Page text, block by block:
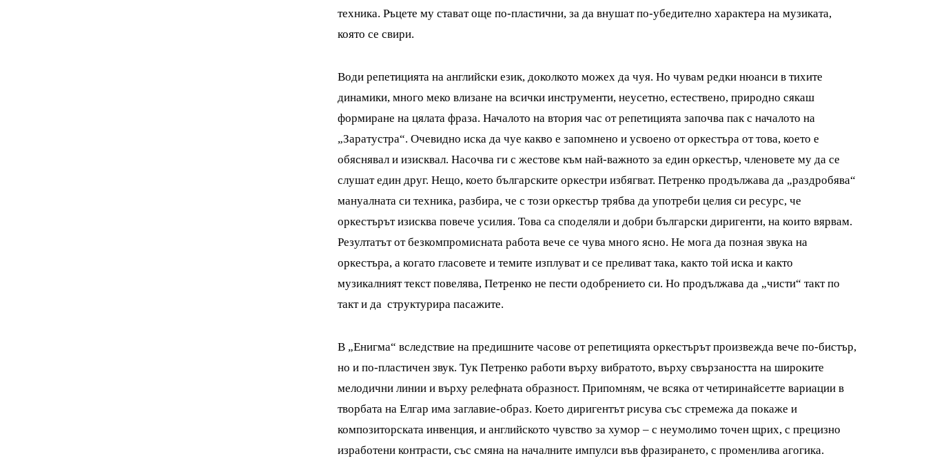
техника. Ръцете му стават още по-пластични, за да внушат по-убедително характера на музиката,
която се свири.
Води репетицията на английски език, доколкото можех да чуя. Но чувам редки нюанси в тихите
динамики, много меко влизане на всички инструменти, неусетно, естествено, природно сякаш
формиране на цялата фраза. Началото на втория час от репетицията започва пак с началото на
„Заратустра“. Очевидно иска да чуе какво е запомнено и усвоено от оркестъра от това, което е
обяснявал и изисквал. Насочва ги с жестове към най-важното за един оркестър, членовете му да се
слушат един друг. Нещо, което българските оркестри избягват. Петренко продължава да „раздробява“
мануалната си техника, разбира, че с този оркестър трябва да употреби целия си ресурс, че
оркестърът изисква повече усилия. Това са споделяли и добри български диригенти, на които вярвам.
Резултатът от безкомпромисната работа вече се чува много ясно. Не мога да позная звука на
оркестъра, а когато гласовете и темите изплуват и се преливат така, както той иска и както
музикалният текст повелява, Петренко не пести одобрението си. Но продължава да „чисти“ такт по
такт и да структурира пасажите.
В „Енигма“ вследствие на предишните часове от репетицията оркестърът произвежда вече по-бистър,
но и по-пластичен звук. Тук Петренко работи върху вибратото, върху свързаността на широките
мелодични линии и върху релефната образност. Припомням, че всяка от четиринайсетте вариации в
творбата на Елгар има заглавие-образ. Което диригентът рисува със стремежа да покаже и
композиторската инвенция, и английското чувство за хумор – с неумолимо точен щрих, с прецизно
изработени контрасти, със смяна на началните импулси във фразирането, с променлива агогика.